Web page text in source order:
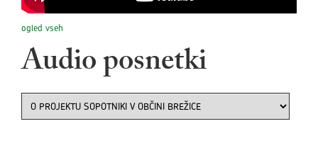
ogled vseh
Audio posnetki